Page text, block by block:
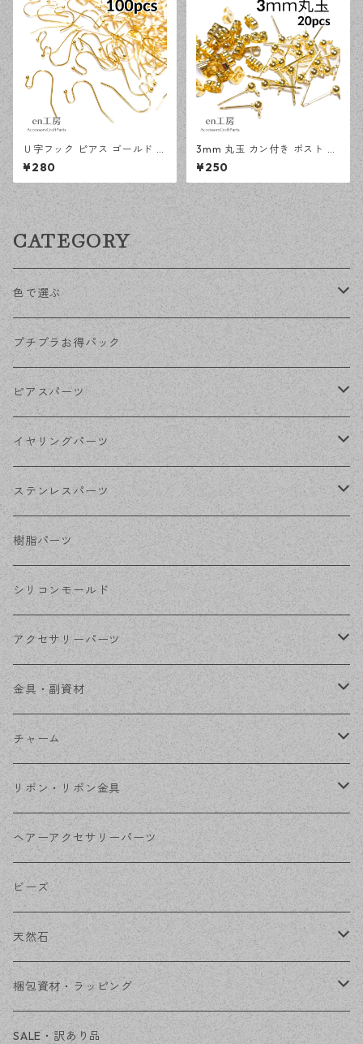
Ｕ字フック ピアス ゴールド 1
00ピース 釣針型 大容量 プチ
プラパーツ 【en工房】
¥280
3mm 丸玉 カン付き ポスト ピ
アス ゴールド 20ピース 金属
キャッチ ピアスパーツ 【en工
房】
¥250
CATEGORY
色で選ぶ
KCゴールド
ゴールド
シルバー
ホワイトシルバー
ステンレス・シルバー
ステンレス・ゴールド
プチプラお得パック
ピアスパーツ
ポストピアス
フックピアス
その他ピアス
イヤリングパーツ
ネジばねイヤリング
クリップイヤリング
ノンホールピアス
ステンレスパーツ
ステンレスピアス
ステンレスイヤリング
ステンレスチェーン
ステンレス金具
樹脂パーツ
シリコンモールド
アクセサリーパーツ
デザイン丸カン
フレーム
コネクター
その他
金具・副資材
丸カン
ピン類
花座・ビーズキャップ
チェーン
その他
チャーム
金属
アクリル・プラ
ファーボール
リボン・リボン金具
リボン
リボン金具
ヘアーアクセサリーパーツ
ビーズ
天然石
穴あき
穴なし
梱包資材・ラッピング
発送ボックス
SALE・訳あり品